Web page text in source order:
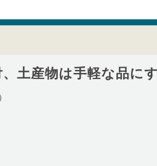
土産物は手軽な品に